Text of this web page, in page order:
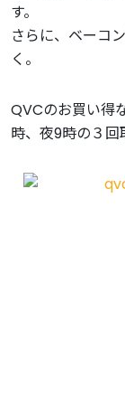
す。
さらに、ベーコ
く。
QVCのお買い得
時、夜9時の３回